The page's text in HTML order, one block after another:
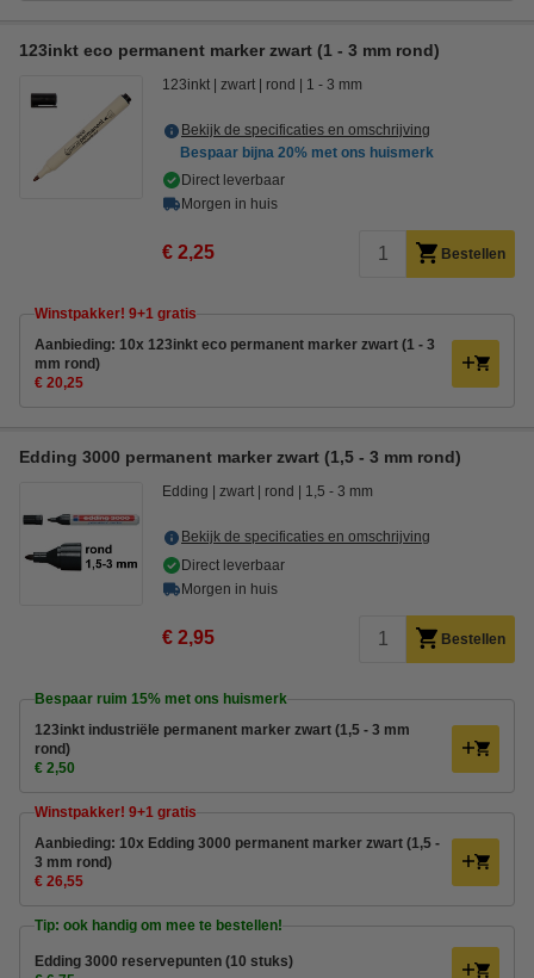
123inkt eco permanent marker zwart (1 - 3 mm rond)
123inkt zwart rond 1 - 3 mm
Bekijk de specificaties en omschrijving
Bespaar bijna 20% met ons huismerk
Direct leverbaar
Morgen in huis
€ 2,25 Bestellen
Winstpakker! 9+1 gratis
Aanbieding: 10x 123inkt eco permanent marker zwart (1 - 3
mm rond)
€ 20,25
Edding 3000 permanent marker zwart (1,5 - 3 mm rond)
Edding zwart rond 1,5 - 3 mm
Bekijk de specificaties en omschrijving
Direct leverbaar
Morgen in huis
€ 2,95 Bestellen
Bespaar ruim 15% met ons huismerk
123inkt industriële permanent marker zwart (1,5 - 3 mm
rond)
€ 2,50
Winstpakker! 9+1 gratis
Aanbieding: 10x Edding 3000 permanent marker zwart (1,5 -
3 mm rond)
€ 26,55
Tip: ook handig om mee te bestellen!
Edding 3000 reservepunten (10 stuks)